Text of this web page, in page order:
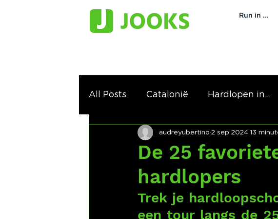
Run in ...
All Posts Catalonië Hardlopen in...
De 25
hardlopers
audreyubertino 2 sep 2024 13
Trek je
een tour langs de